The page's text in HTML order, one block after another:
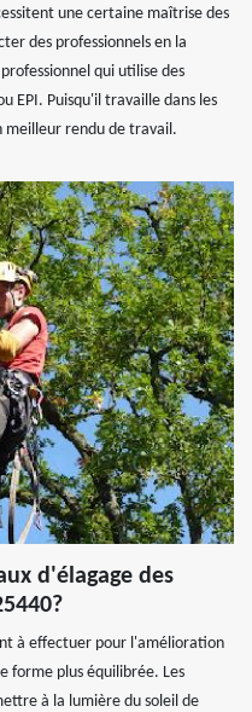
une certaine maîtrise des
des professionnels en la
qui utilise des
EPI. Puisqu'il travaille dans les
meilleur rendu de travail.
d'élagage des
à effectuer pour l'amélioration
forme plus équilibrée. Les
à la lumière du soleil de